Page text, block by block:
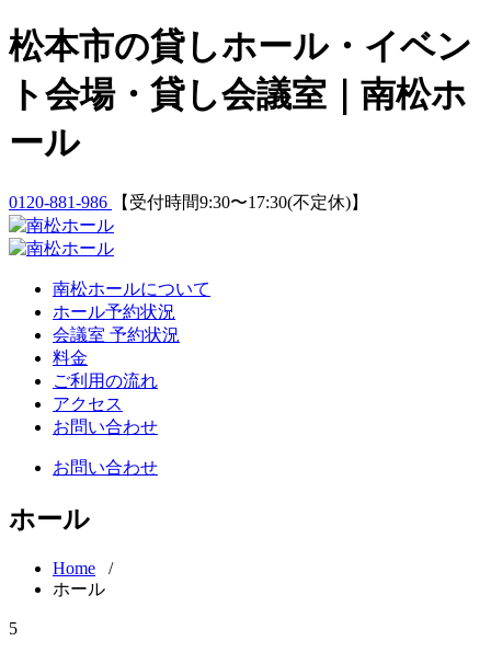
Skip
to
松本市の貸しホール・イベン
ト会場・貸し会議室｜南松ホ
ール
0120-881-986 【受付時間9:30〜17:30(不定休)】
南松ホールについて
ホール予約状況
会議室 予約状況
料金
ご利用の流れ
アクセス
お問い合わせ
お問い合わせ
ホール
Home /
ホール
5